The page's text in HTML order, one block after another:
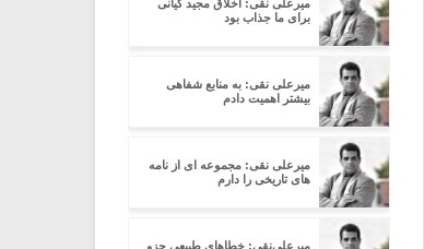
میرعلی نقی: اخلاق مجید کیانی
برای ما جذاب بود
میرعلی نقی: به منابع شفاهی
بیشتر اهمیت دادم
میرعلی نقی: مجموعه ای از نامه
های تاریخی را دارم
میرعلی‌نقی: خطاهای طبیعی جزو